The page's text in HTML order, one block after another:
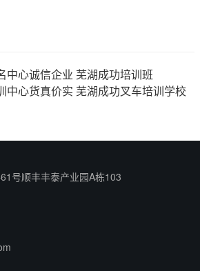
中心诚信企业 芜湖成功培训班
中心货真价实 芜湖成功叉车培训学校
号顺丰丰泰产业园A栋103